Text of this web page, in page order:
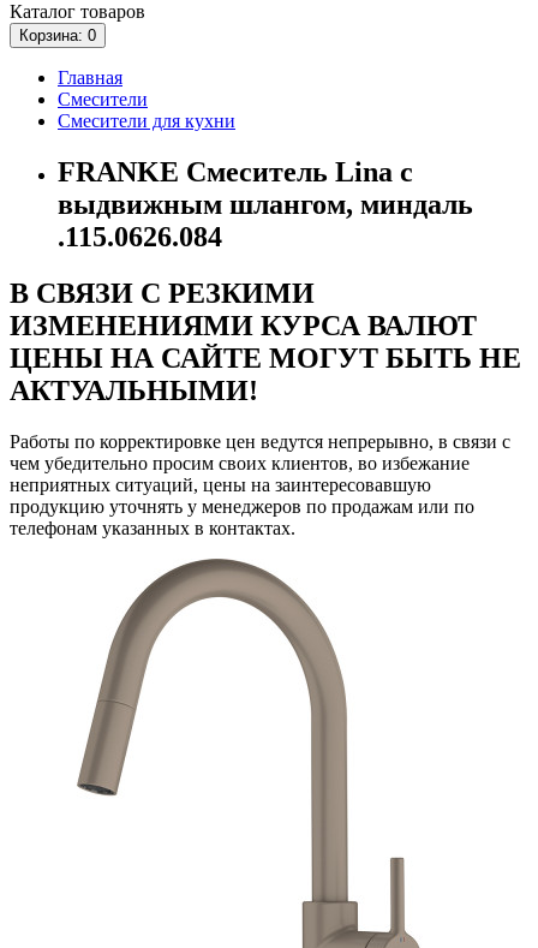
Каталог товаров
Корзина: 0
Главная
Смесители
Смесители для кухни
FRANKE Смеситель Lina с
выдвижным шлангом, миндаль
.115.0626.084
В СВЯЗИ С РЕЗКИМИ
ИЗМЕНЕНИЯМИ КУРСА ВАЛЮТ
ЦЕНЫ НА САЙТЕ МОГУТ БЫТЬ НЕ
АКТУАЛЬНЫМИ!
Работы по корректировке цен ведутся непрерывно, в связи с
чем убедительно просим своих клиентов, во избежание
неприятных ситуаций, цены на заинтересовавшую
продукцию уточнять у менеджеров по продажам или по
телефонам указанных в контактах.